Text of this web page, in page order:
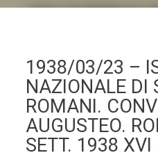
1938/03/23 –
NAZIONALE DI
ROMANI.
AUGUSTEO.
SETT. 1938